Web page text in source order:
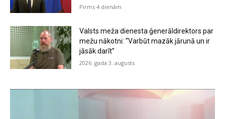
Pirms 4 dienām
Valsts meža dienesta ģenerāldirektors par
mežu nākotni: “Varbūt mazāk jārunā un ir
jāsāk darīt”
2026. gada 3. augusts